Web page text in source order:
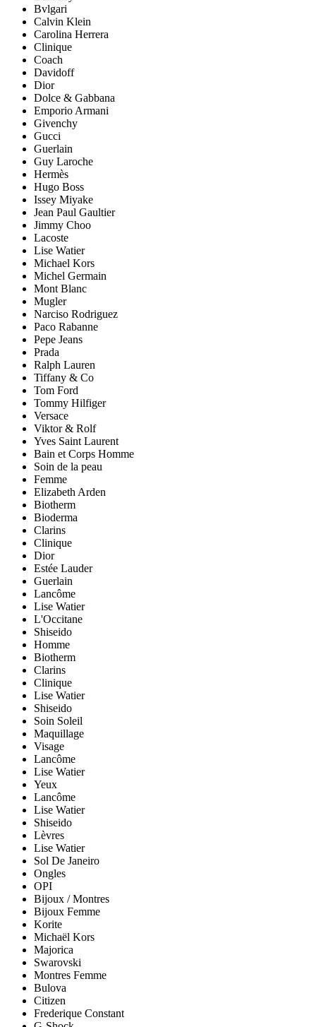
Bvlgari
Calvin Klein
Carolina Herrera
Clinique
Coach
Davidoff
Dior
Dolce & Gabbana
Emporio Armani
Givenchy
Gucci
Guerlain
Guy Laroche
Hermès
Hugo Boss
Issey Miyake
Jean Paul Gaultier
Jimmy Choo
Lacoste
Lise Watier
Michael Kors
Michel Germain
Mont Blanc
Mugler
Narciso Rodriguez
Paco Rabanne
Pepe Jeans
Prada
Ralph Lauren
Tiffany & Co
Tom Ford
Tommy Hilfiger
Versace
Viktor & Rolf
Yves Saint Laurent
Bain et Corps Homme
Soin de la peau
Femme
Elizabeth Arden
Biotherm
Bioderma
Clarins
Clinique
Dior
Estée Lauder
Guerlain
Lancôme
Lise Watier
L'Occitane
Shiseido
Homme
Biotherm
Clarins
Clinique
Lise Watier
Shiseido
Soin Soleil
Maquillage
Visage
Lancôme
Lise Watier
Yeux
Lancôme
Lise Watier
Shiseido
Lèvres
Lise Watier
Sol De Janeiro
Ongles
OPI
Bijoux / Montres
Bijoux Femme
Korite
Michaël Kors
Majorica
Swarovski
Montres Femme
Bulova
Citizen
Frederique Constant